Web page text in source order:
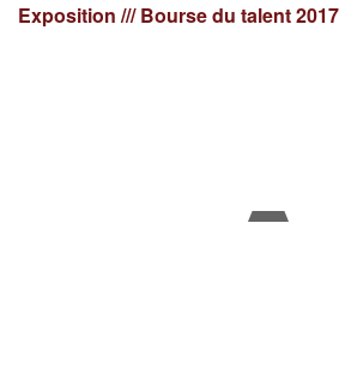
Exposition /// Bourse du talent 2017